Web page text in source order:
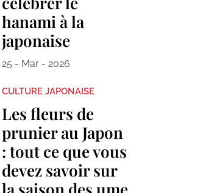
hanami à la
japonaise
25 - Mar - 2026
CULTURE JAPONAISE
Les fleurs de
prunier au Japon
: tout ce que vous
devez savoir sur